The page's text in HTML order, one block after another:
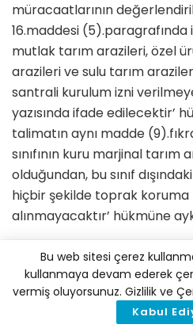
müracaatlarının
16.maddesi (5).paragrafında
mutlak tarım arazileri, özel
arazileri ve sulu tarım
santrali kurulum izni
yazısında ifade edilecektir’
talimatın aynı madde
sınıfının kuru marjinal tarım
olduğundan, bu sınıf
hiçbir şekilde toprak koruma
alınmayacaktır’ hükmüne
– 163 ada 37 parselin ‘zeytin
dikkate alınmadan, arazinin
tarım arazisi sınıf tespiti
mevzuat hükümlerine aykırı
Bu web sitesi çerez
kullanmaya devam ederek
vermiş oluyorsunuz. Gizlilik ve
Kabul